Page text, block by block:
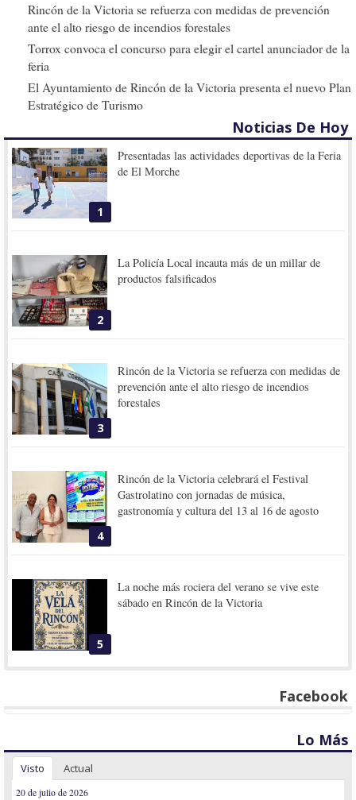
Rincón de la Victoria se refuerza con medidas de prevención
ante el alto riesgo de incendios forestales
Torrox convoca el concurso para elegir el cartel anunciador de la
feria
El Ayuntamiento de Rincón de la Victoria presenta el nuevo Plan
Estratégico de Turismo
Noticias De Hoy
1
Presentadas las actividades deportivas de la Feria
de El Morche
2
La Policía Local incauta más de un millar de
productos falsificados
3
Rincón de la Victoria se refuerza con medidas de
prevención ante el alto riesgo de incendios
forestales
4
Rincón de la Victoria celebrará el Festival
Gastrolatino con jornadas de música,
gastronomía y cultura del 13 al 16 de agosto
5
La noche más rociera del verano se vive este
sábado en Rincón de la Victoria
Facebook
Lo Más
Visto Actual
20 de julio de 2026